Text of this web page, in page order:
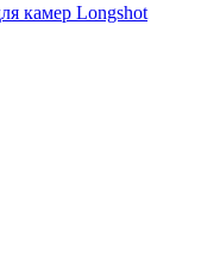
камер Longshot